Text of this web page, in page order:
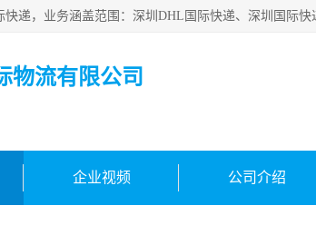
物流有限公司
企业视频 公司介绍